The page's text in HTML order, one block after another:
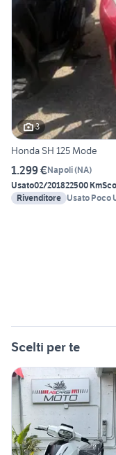
3
Honda SH 125 Mode
1.299 €Napoli(NA)
Usato02/201822500 Km
Rivenditore Usato Poco
Scelti per te